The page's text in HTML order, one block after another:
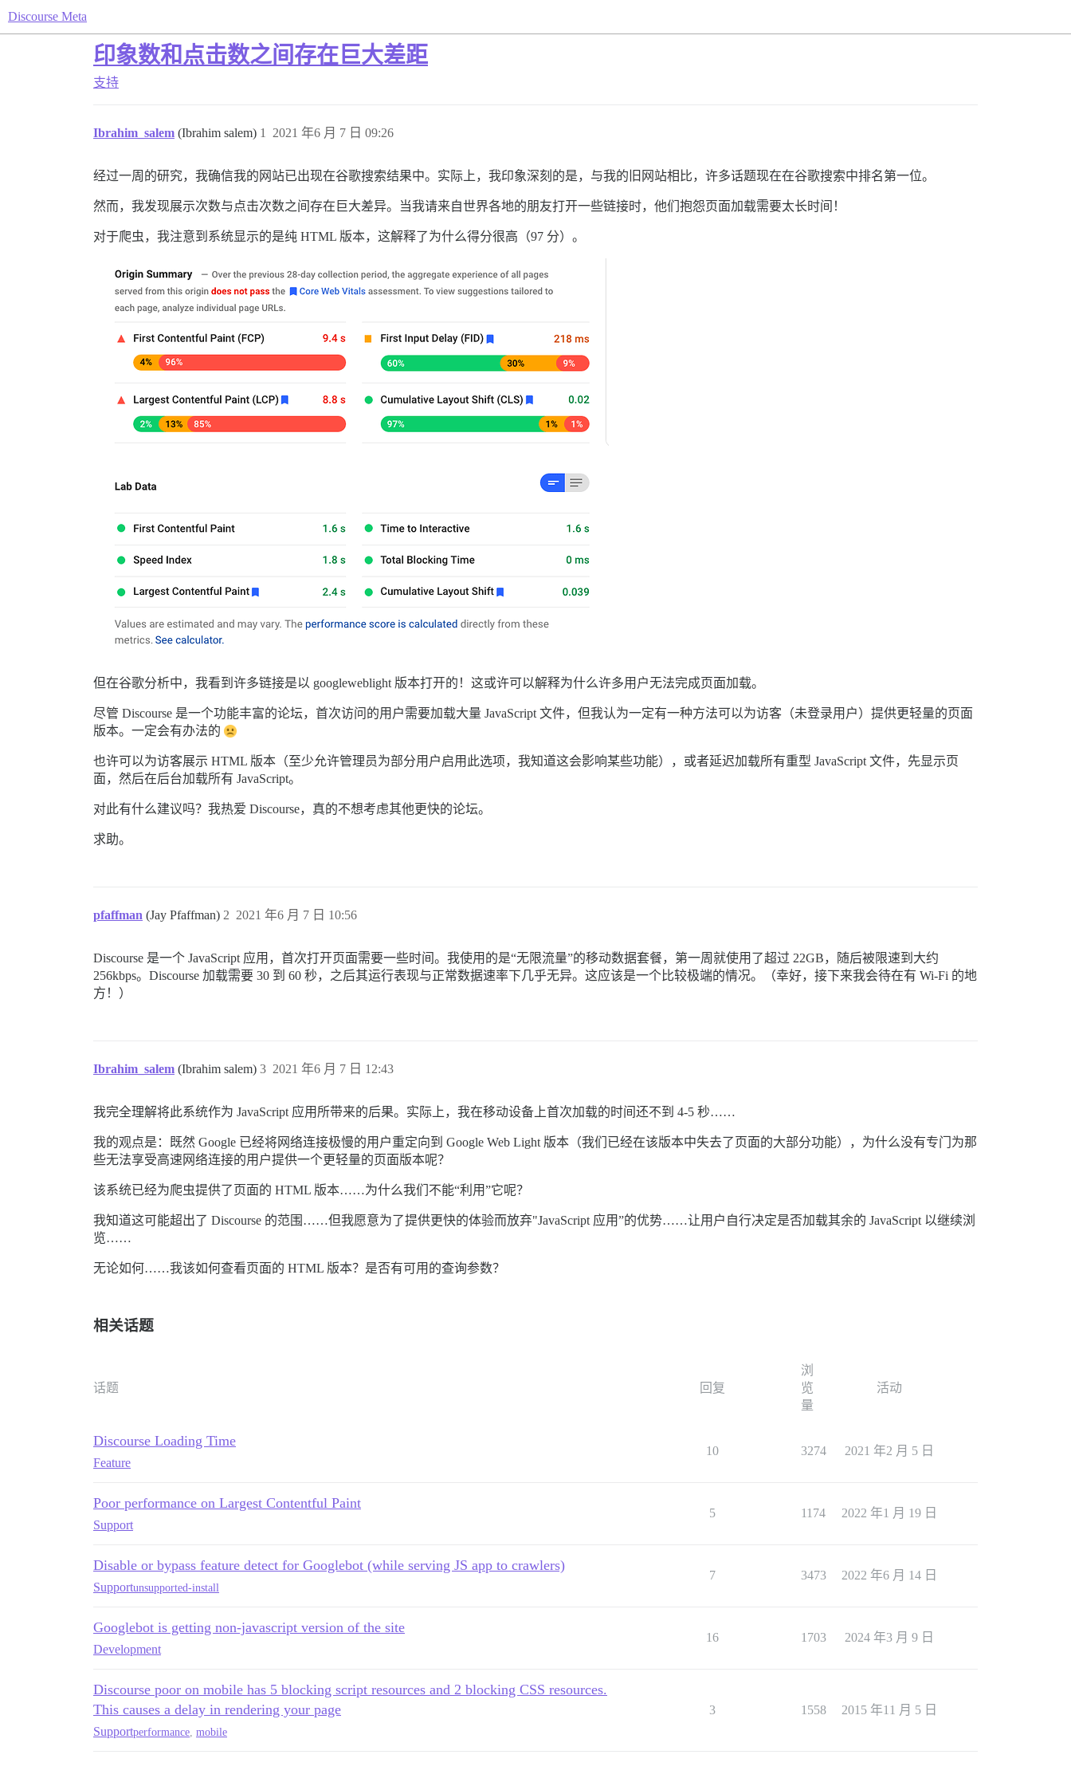
Discourse Meta
印象数和点击数之间存在巨大差距
支持
Ibrahim_salem (Ibrahim salem) 2021 年6 月 7 日 09:26
1
经过一周的研究，我确信我的网站已出现在谷歌搜索结果中。实际上，我印象深刻的是，与我的旧网站相比，许多话题现在在谷歌搜索中排名第一位。
然而，我发现展示次数与点击次数之间存在巨大差异。当我请来自世界各地的朋友打开一些链接时，他们抱怨页面加载需要太长时间！
对于爬虫，我注意到系统显示的是纯 HTML 版本，这解释了为什么得分很高（97 分）。
但在谷歌分析中，我看到许多链接是以 googleweblight 版本打开的！这或许可以解释为什么许多用户无法完成页面加载。
尽管 Discourse 是一个功能丰富的论坛，首次访问的用户需要加载大量 JavaScript 文件，但我认为一定有一种方法可以为访客（未登录用户）提供更轻量的页面
版本。一定会有办法的
也许可以为访客展示 HTML 版本（至少允许管理员为部分用户启用此选项，我知道这会影响某些功能），或者延迟加载所有重型 JavaScript 文件，先显示页
面，然后在后台加载所有 JavaScript。
对此有什么建议吗？我热爱 Discourse，真的不想考虑其他更快的论坛。
求助。
pfaffman (Jay Pfaffman) 2021 年6 月 7 日 10:56
2
Discourse 是一个 JavaScript 应用，首次打开页面需要一些时间。我使用的是“无限流量”的移动数据套餐，第一周就使用了超过 22GB，随后被限速到大约
256kbps。Discourse 加载需要 30 到 60 秒，之后其运行表现与正常数据速率下几乎无异。这应该是一个比较极端的情况。（幸好，接下来我会待在有 Wi-Fi 的地
方！）
Ibrahim_salem (Ibrahim salem) 2021 年6 月 7 日 12:43
3
我完全理解将此系统作为 JavaScript 应用所带来的后果。实际上，我在移动设备上首次加载的时间还不到 4-5 秒……
我的观点是：既然 Google 已经将网络连接极慢的用户重定向到 Google Web Light 版本（我们已经在该版本中失去了页面的大部分功能），为什么没有专门为那
些无法享受高速网络连接的用户提供一个更轻量的页面版本呢？
该系统已经为爬虫提供了页面的 HTML 版本……为什么我们不能“利用”它呢？
我知道这可能超出了 Discourse 的范围……但我愿意为了提供更快的体验而放弃"JavaScript 应用”的优势……让用户自行决定是否加载其余的 JavaScript 以继续浏
览……
无论如何……我该如何查看页面的 HTML 版本？是否有可用的查询参数？
相关话题
话题 回复
浏
览
量
活动
Discourse Loading Time
Feature
10 3274 2021 年2 月 5 日
Poor performance on Largest Contentful Paint
Support
5 1174 2022 年1 月 19 日
Disable or bypass feature detect for Googlebot (while serving JS app to crawlers)
Supportunsupported-install
7 3473 2022 年6 月 14 日
Googlebot is getting non-javascript version of the site
Development
16 1703 2024 年3 月 9 日
Discourse poor on mobile has 5 blocking script resources and 2 blocking CSS resources.
This causes a delay in rendering your page
Supportperformance mobile
3 1558 2015 年11 月 5 日